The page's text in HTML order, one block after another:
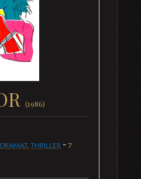
(1986)
DRAMAT, THRILLER - 7